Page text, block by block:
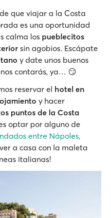
que viajar a la Costa
es una oportunidad
calma los pueblecitos
sin agobios. Escápate
y date unos buenos
contarás, ya… 😏
reservar el hotel en
y hacer
puntos de la Costa
optar por alguno de
entre Nápoles,
a casa con la maleta
italianas!